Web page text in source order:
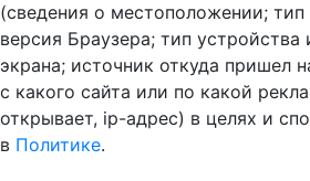
(сведения о местоположении;
версия Браузера; тип устройства
экрана; источник откуда пришел
с какого сайта или по какой
открывает, ip-адрес) в целях и
в Политике.